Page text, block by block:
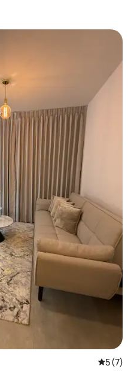
औसत रेटिंग
5 (7)